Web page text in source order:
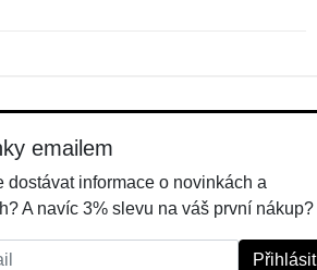
emailem
dostávat informace o novinkách a
A navíc 3% slevu na váš první nákup?
Přihlásit